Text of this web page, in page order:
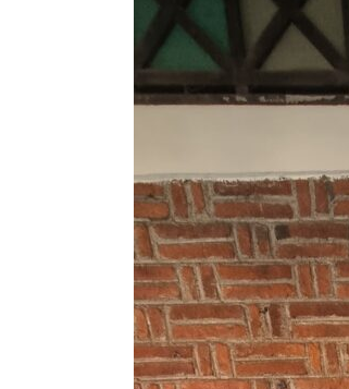
BARU,
PERTAMA
KALI
CABDIN
VI
JAWA
TENGAH
MAJU
SELEKSI
NASIONAL